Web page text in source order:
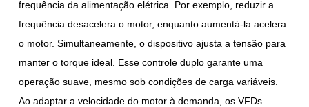
frequência da alimentação elétrica. Por exemplo, reduzir a
frequência desacelera o motor, enquanto aumentá-la acelera
o motor. Simultaneamente, o dispositivo ajusta a tensão para
manter o torque ideal. Esse controle duplo garante uma
operação suave, mesmo sob condições de carga variáveis.
Ao adaptar a velocidade do motor à demanda, os VFDs